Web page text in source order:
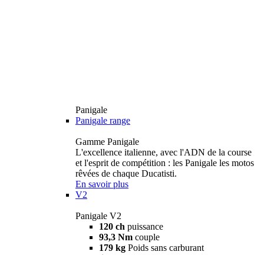
Panigale
Panigale range
Gamme Panigale
L'excellence italienne, avec l'ADN de la course
et l'esprit de compétition : les Panigale les motos
rêvées de chaque Ducatisti.
En savoir plus
V2
Panigale V2
120 ch puissance
93,3 Nm couple
179 kg Poids sans carburant